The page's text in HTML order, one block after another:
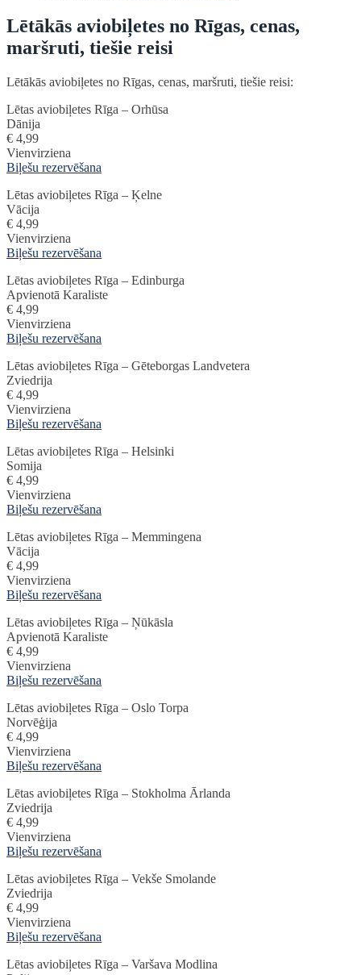
Lētākās aviobiļetes no Rīgas, cenas,
maršruti, tiešie reisi
Lētākās aviobiļetes no Rīgas, cenas, maršruti, tiešie reisi:
Lētas aviobiļetes Rīga – Orhūsa
Dānija
€ 4,99
Vienvirziena
Biļešu rezervēšana
Lētas aviobiļetes Rīga – Ķelne
Vācija
€ 4,99
Vienvirziena
Biļešu rezervēšana
Lētas aviobiļetes Rīga – Edinburga
Apvienotā Karaliste
€ 4,99
Vienvirziena
Biļešu rezervēšana
Lētas aviobiļetes Rīga – Gēteborgas Landvetera
Zviedrija
€ 4,99
Vienvirziena
Biļešu rezervēšana
Lētas aviobiļetes Rīga – Helsinki
Somija
€ 4,99
Vienvirziena
Biļešu rezervēšana
Lētas aviobiļetes Rīga – Memmingena
Vācija
€ 4,99
Vienvirziena
Biļešu rezervēšana
Lētas aviobiļetes Rīga – Ņūkāsla
Apvienotā Karaliste
€ 4,99
Vienvirziena
Biļešu rezervēšana
Lētas aviobiļetes Rīga – Oslo Torpa
Norvēģija
€ 4,99
Vienvirziena
Biļešu rezervēšana
Lētas aviobiļetes Rīga – Stokholma Ārlanda
Zviedrija
€ 4,99
Vienvirziena
Biļešu rezervēšana
Lētas aviobiļetes Rīga – Vekše Smolande
Zviedrija
€ 4,99
Vienvirziena
Biļešu rezervēšana
Lētas aviobiļetes Rīga – Varšava Modlina